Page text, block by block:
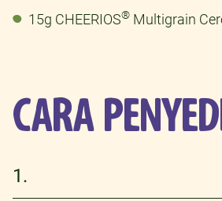
15g CHEERIOS® Multigrain
CARA
1.